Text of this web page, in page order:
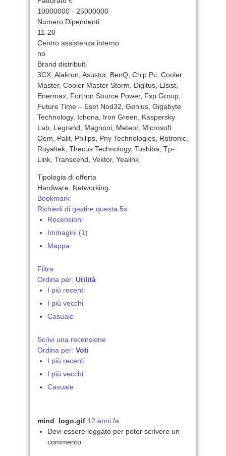
10000000 - 25000000
Numero Dipendenti
11-20
Centro assistenza interno
no
Brand distribuiti
3CX, Alakron, Asustor, BenQ, Chip Pc, Cooler
Master, Cooler Master Storm, Digitus, Elsist,
Enermax, Fortron Source Power, Fsp Group,
Future Time – Eset Nod32, Genius, Gigabyte
Technology, Ichona, Iron Green, Kaspersky
Lab, Legrand, Magnoni, Meteor, Microsoft
Oem, Palit, Philips, Pny Technologies, Rotronic,
Royaltek, Thecus Technology, Toshiba, Tp-
Link, Transcend, Vektor, Yealink
Tipologia di offerta
Hardware, Networking
Bookmark
Richiedi di gestire questa 5s
Recensioni
Immagini (1)
Mappa
Filtra
Ordina per: Utilità
I più recenti
I più vecchi
Casuale
Scrivi una recensione
Ordina per: Voti
I più recenti
I più vecchi
Casuale
mind_logo.gif 12 anni fa
Devi essere loggato per poter scrivere un
commento